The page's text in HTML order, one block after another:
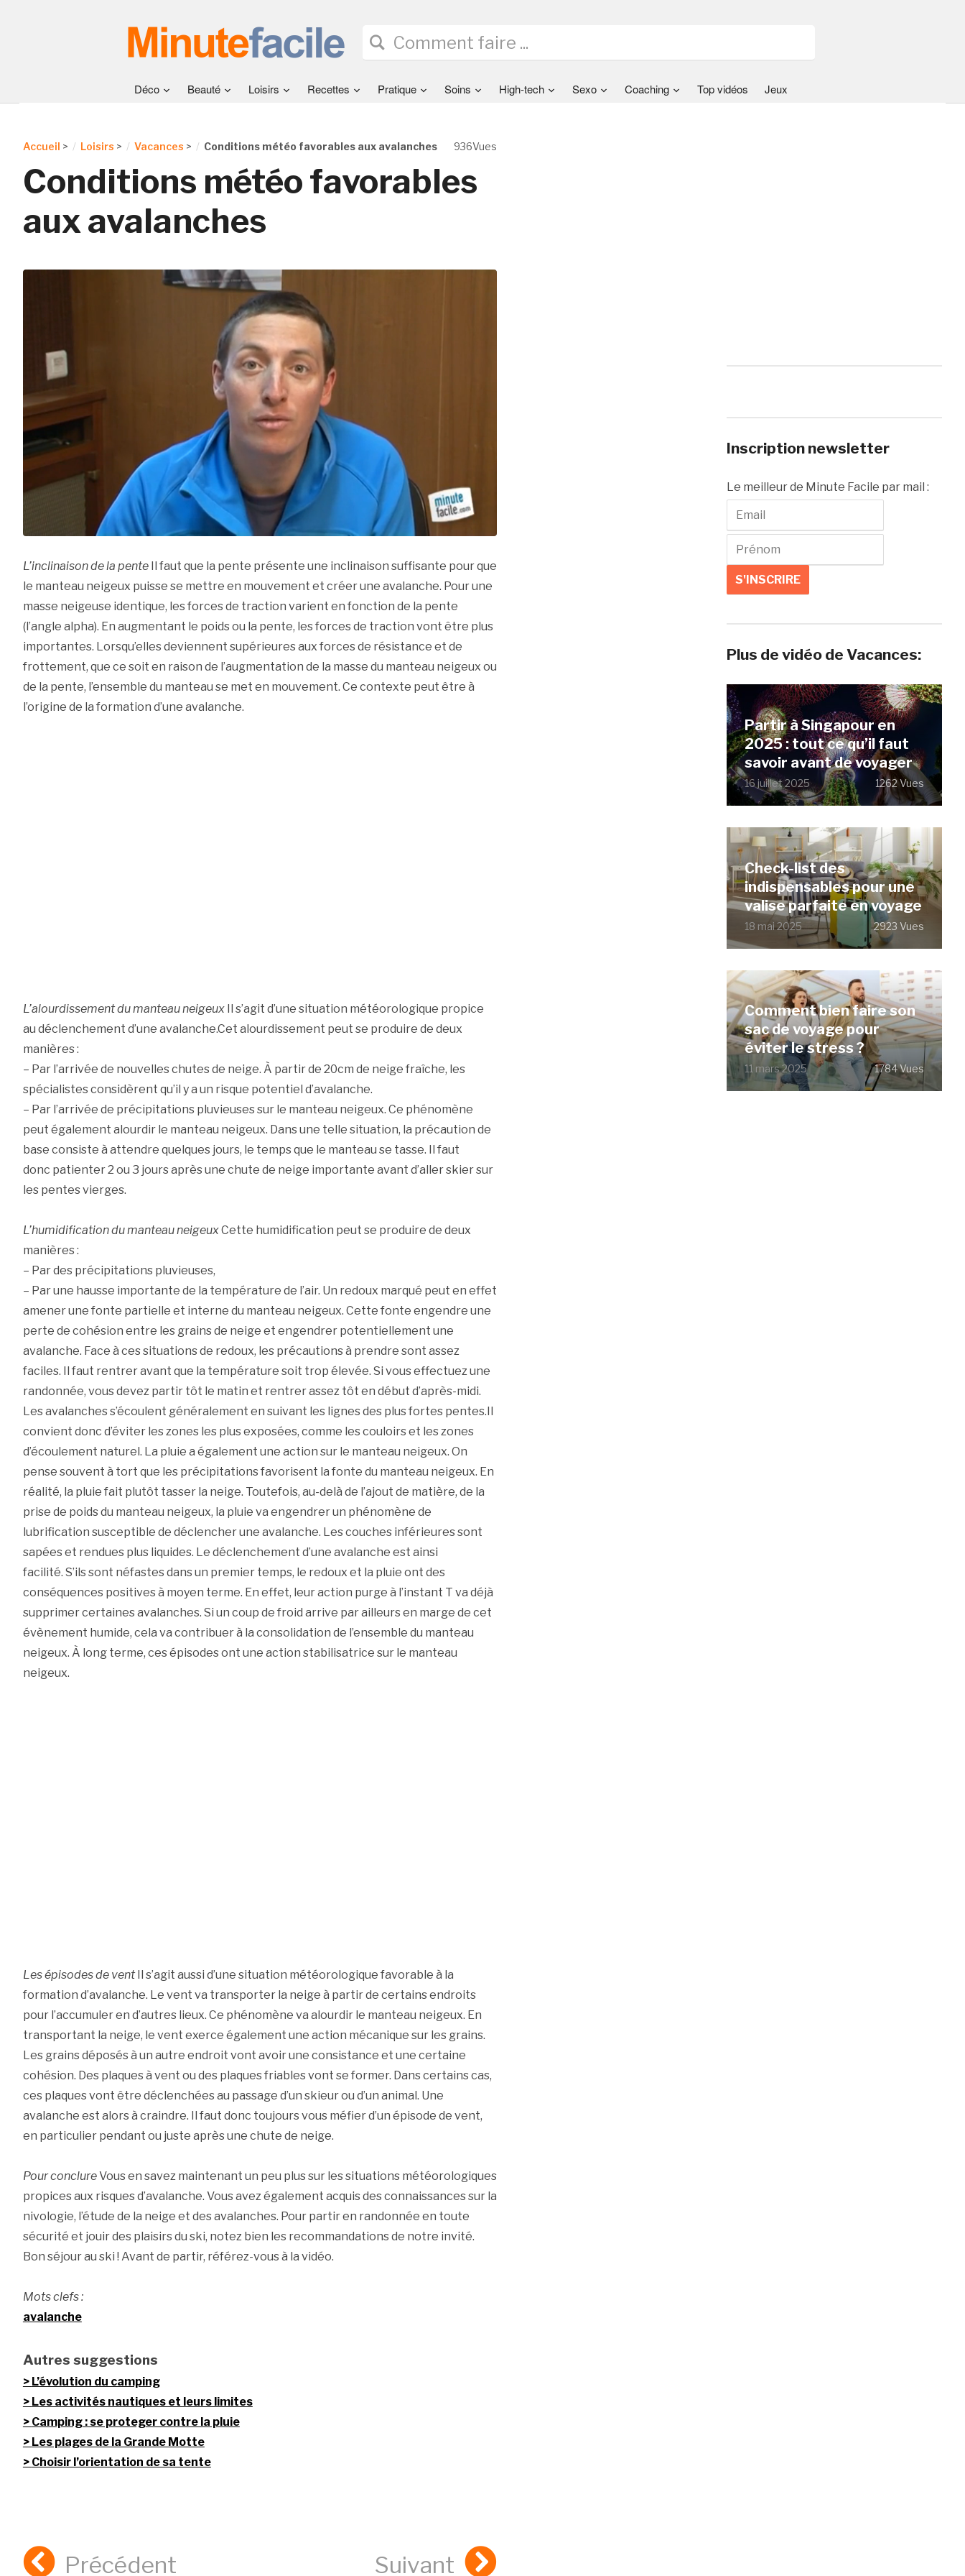
Déco Beauté Loisirs Recettes Pratique Soins High-tech Sexo Coaching Top vidéos Jeux
936Vues
Accueil > Loisirs > Vacances > Conditions météo favorables aux avalanches
Conditions météo favorables
aux avalanches
L’inclinaison de la penteIl faut que la pente présente une inclinaison suffisante pour que
le manteau neigeux puisse se mettre en mouvement et créer une avalanche. Pour une
masse neigeuse identique, les forces de traction varient en fonction de la pente
(l’angle alpha). En augmentant le poids ou la pente, les forces de traction vont être plus
importantes. Lorsqu’elles deviennent supérieures aux forces de résistance et de
frottement, que ce soit en raison de l’augmentation de la masse du manteau neigeux ou
de la pente, l’ensemble du manteau se met en mouvement. Ce contexte peut être à
l’origine de la formation d’une avalanche.
L’alourdissement du manteau neigeuxIl s’agit d’une situation météorologique propice
au déclenchement d’une avalanche.Cet alourdissement peut se produire de deux
manières :
– Par l’arrivée de nouvelles chutes de neige. À partir de 20cm de neige fraîche, les
spécialistes considèrent qu’il y a un risque potentiel d’avalanche.
– Par l’arrivée de précipitations pluvieuses sur le manteau neigeux. Ce phénomène
peut également alourdir le manteau neigeux. Dans une telle situation, la précaution de
base consiste à attendre quelques jours, le temps que le manteau se tasse. Il faut
donc patienter 2 ou 3 jours après une chute de neige importante avant d’aller skier sur
les pentes vierges.
L’humidification du manteau neigeuxCette humidification peut se produire de deux
manières :
– Par des précipitations pluvieuses,
– Par une hausse importante de la température de l’air. Un redoux marqué peut en effet
amener une fonte partielle et interne du manteau neigeux. Cette fonte engendre une
perte de cohésion entre les grains de neige et engendrer potentiellement une
avalanche. Face à ces situations de redoux, les précautions à prendre sont assez
faciles. Il faut rentrer avant que la température soit trop élevée. Si vous effectuez une
randonnée, vous devez partir tôt le matin et rentrer assez tôt en début d’après-midi.
Les avalanches s’écoulent généralement en suivant les lignes des plus fortes pentes.Il
convient donc d’éviter les zones les plus exposées, comme les couloirs et les zones
d’écoulement naturel. La pluie a également une action sur le manteau neigeux. On
pense souvent à tort que les précipitations favorisent la fonte du manteau neigeux. En
réalité, la pluie fait plutôt tasser la neige. Toutefois, au-delà de l’ajout de matière, de la
prise de poids du manteau neigeux, la pluie va engendrer un phénomène de
lubrification susceptible de déclencher une avalanche. Les couches inférieures sont
sapées et rendues plus liquides. Le déclenchement d’une avalanche est ainsi
facilité. S’ils sont néfastes dans un premier temps, le redoux et la pluie ont des
conséquences positives à moyen terme. En effet, leur action purge à l’instant T va déjà
supprimer certaines avalanches. Si un coup de froid arrive par ailleurs en marge de cet
évènement humide, cela va contribuer à la consolidation de l’ensemble du manteau
neigeux. À long terme, ces épisodes ont une action stabilisatrice sur le manteau
neigeux.
Les épisodes de ventIl s’agit aussi d’une situation météorologique favorable à la
formation d’avalanche. Le vent va transporter la neige à partir de certains endroits
pour l’accumuler en d’autres lieux. Ce phénomène va alourdir le manteau neigeux. En
transportant la neige, le vent exerce également une action mécanique sur les grains.
Les grains déposés à un autre endroit vont avoir une consistance et une certaine
cohésion. Des plaques à vent ou des plaques friables vont se former. Dans certains cas,
ces plaques vont être déclenchées au passage d’un skieur ou d’un animal. Une
avalanche est alors à craindre. Il faut donc toujours vous méfier d’un épisode de vent,
en particulier pendant ou juste après une chute de neige.
Pour conclureVous en savez maintenant un peu plus sur les situations météorologiques
propices aux risques d’avalanche. Vous avez également acquis des connaissances sur la
nivologie, l’étude de la neige et des avalanches. Pour partir en randonnée en toute
sécurité et jouir des plaisirs du ski, notez bien les recommandations de notre invité.
Bon séjour au ski ! Avant de partir, référez-vous à la vidéo.
Mots clefs :
avalanche
Autres suggestions
L’évolution du camping
Les activités nautiques et leurs limites
Camping : se proteger contre la pluie
Les plages de la Grande Motte
Choisir l’orientation de sa tente
Précédent Suivant
Inscription newsletter
Le meilleur de Minute Facile par mail :
Plus de vidéo de Vacances:
Partir à Singapour en
2025 : tout ce qu’il faut
savoir avant de voyager
16 juillet 2025 1262 Vues
Check-list des
indispensables pour une
valise parfaite en voyage
18 mai 2025 2923 Vues
Comment bien faire son
sac de voyage pour
éviter le stress ?
11 mars 2025 1784 Vues